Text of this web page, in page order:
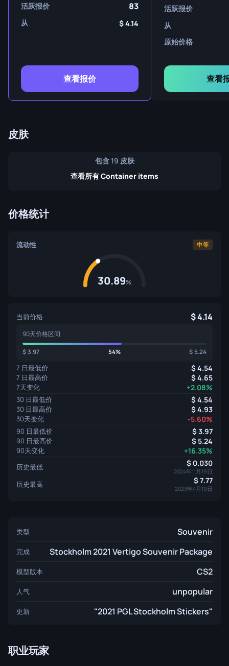
活跃报价 83
从 4.14
查看报价
活跃报价
从
原始价格
查看
皮肤
包含 19 皮肤
查看所有 Container items
价格统计
流动性 中等
30.89%
当前价格 4.14
90天价格区间
3.97 54% 5.24
7 日最低价 4.54
7 日最高价 4.65
7天变化 +2.08%
30 日最低价 4.54
30 日最高价 4.93
30天变化 -5.60%
90 日最低价 3.97
90 日最高价 5.24
90天变化 +16.35%
历史最低 0.030
2024年11月19日
历史最高 7.77
2023年4月19日
类型 Souvenir
完成 Stockholm 2021 Vertigo Souvenir Package
模型版本 CS2
人气 unpopular
更新 "2021 PGL Stockholm Stickers"
职业玩家